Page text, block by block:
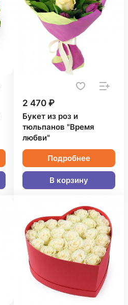
2 470 ₽
Букет из роз и
тюльпанов "Время
любви"
Подробнее
В корзину